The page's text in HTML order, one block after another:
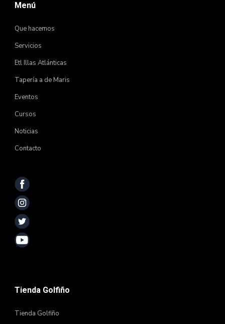
Menú
Que hacemos
Servicios
Etl Illas Atlánticas
Tapería a de Maris
Eventos
Cursos
Noticias
Contacto
Tienda Golfiño
Tienda Golfiño